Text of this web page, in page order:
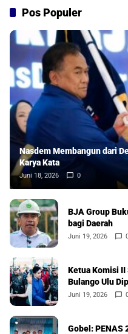
Pos Populer
Nasdem Membangun dari
Karya Kata
Juni 18, 2026 0
BJA Group
bagi Daerah
Juni 19, 2026
Ketua Komisi II
Bulango Ulu
Juni 19, 2026
Gobel: PENAS